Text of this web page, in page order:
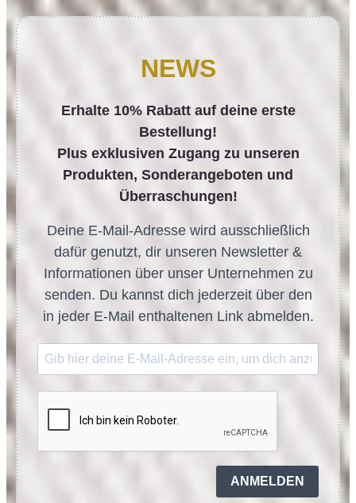
NEWS
Erhalte 10% Rabatt auf deine erste
Bestellung!
Plus exklusiven Zugang zu unseren
Produkten, Sonderangeboten und
Überraschungen!
Deine E-Mail-Adresse wird ausschließlich
dafür genutzt, dir unseren Newsletter &
Informationen über unser Unternehmen zu
senden. Du kannst dich jederzeit über den
in jeder E-Mail enthaltenen Link abmelden.
ANMELDEN